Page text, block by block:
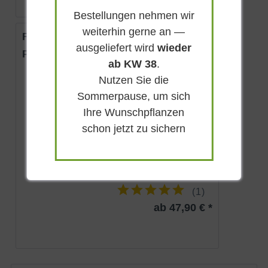
Flache Zwerg-Kiefer 'Krauskopf'
Pinus mugo 'Krauskopf'
Immergrün
Sonnig-halbschattig
bis zu 80 cm
Lieferbar
(1)
ab 47,90 € *
Bestellungen nehmen wir
weiterhin gerne an —
ausgeliefert wirdwieder
ab KW 38.
Nutzen Sie die
Sommerpause, um sich
Ihre Wunschpflanzen
schon jetzt zu sichern